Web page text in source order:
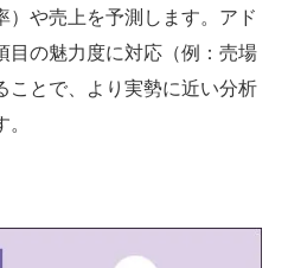
）や売上を予測します。アド
目の魅力度に対応（例：売場
ことで、より実勢に近い分析